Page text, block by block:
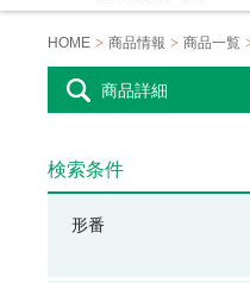
HOME 商品情報 商品一覧
商品詳細
検索条件
形番